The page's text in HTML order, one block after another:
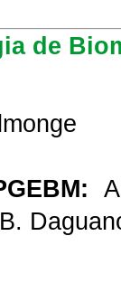
de